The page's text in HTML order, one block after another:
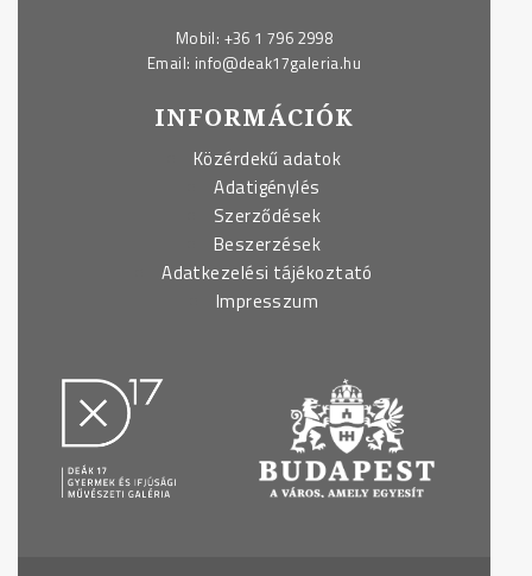
Mobil: +36 1 796 2998
Email: info@deak17galeria.hu
INFORMÁCIÓK
Közérdekű adatok
Adatigénylés
Szerződések
Beszerzések
Adatkezelési tájékoztató
Impresszum